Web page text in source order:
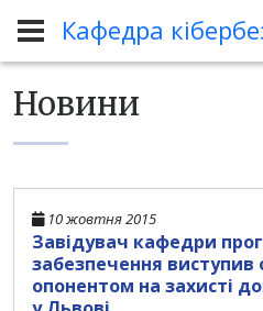
Кафедра
Новини
Новини
10 жовтня 2015
Завідувач кафедри
забезпечення виступив
опонентом на захисті